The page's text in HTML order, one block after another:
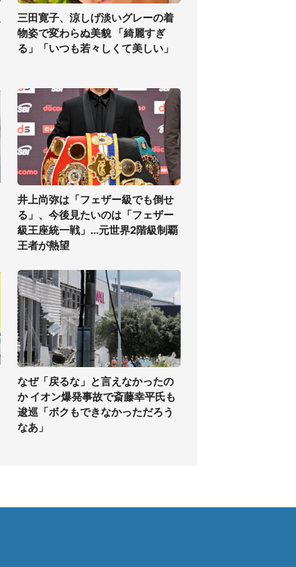
三田寛子、涼しげ淡いグレーの着
物姿で変わらぬ美貌 「綺麗すぎ
る」「いつも若々しくて美しい」
井上尚弥は「フェザー級でも倒せ
る」、今後見たいのは「フェザー
級王座統一戦」...元世界2階級制覇
王者が熱望
なぜ「戻るな」と言えなかったの
か イオン爆発事故で斎藤幸平氏も
逡巡「ボクもできなかっただろう
なあ」